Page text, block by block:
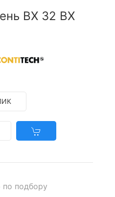
BX 32 BX
по подбору